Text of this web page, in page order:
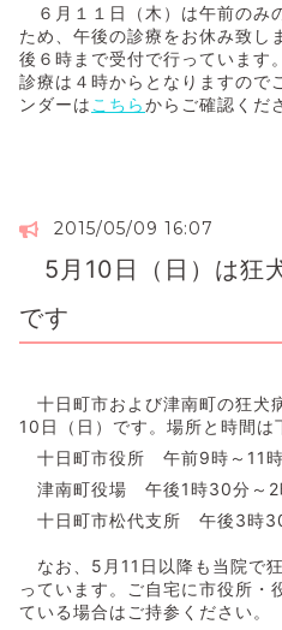
６月１１日（木）は午前のみ
ため、午後の診療をお休み致し
後６時まで受付で行っています
診療は４時からとなりますので
ンダーは こちらからご確認くだ
2015/05/09 16:07
5月10日（日）は狂
です
十日町市および津南町の狂犬
10日（日）です。場所と時間は
十日町市役所 午前9時～11時
津南町役場 午後1時30分～2
十日町市松代支所 午後3時
なお、5月11日以降も当院で
っています。ご自宅に市役所・
ている場合はご持参ください。